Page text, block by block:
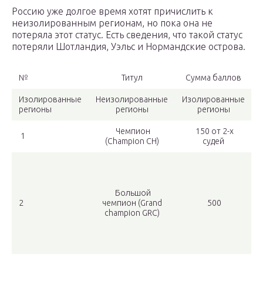
Россию уже долгое время хотят причислить к
неизолированным регионам, но пока она не
потеряла этот статус. Есть сведения, что такой статус
потеряли Шотландия, Уэльс и Нормандские острова.
№ Титул Сумма баллов
Изолированные
регионы
Неизолированные
регионы
Изолированные
регионы
1
Чемпион
(Champion CH)
150 от 2-х
судей
2
Большой
чемпион (Grand
champion GRC)
500